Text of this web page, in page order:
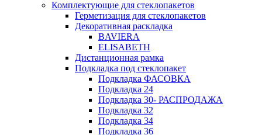
Комплектующие для стеклопакетов
Герметизация для стеклопакетов
Декоративная раскладка
BAVIERA
ELISABETH
Дистанционная рамка
Подкладка под стеклопакет
Подкладка ФАСОВКА
Подкладка 24
Подкладка 30- РАСПРОДАЖА
Подкладка 32
Подкладка 34
Подкладка 36